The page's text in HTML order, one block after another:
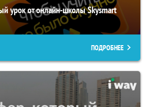
урок от онлайн-школы Skysmart
ПОДРОБНЕЕ